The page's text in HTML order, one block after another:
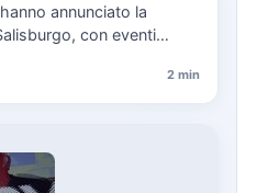
annunciato la
con eventi
2 min